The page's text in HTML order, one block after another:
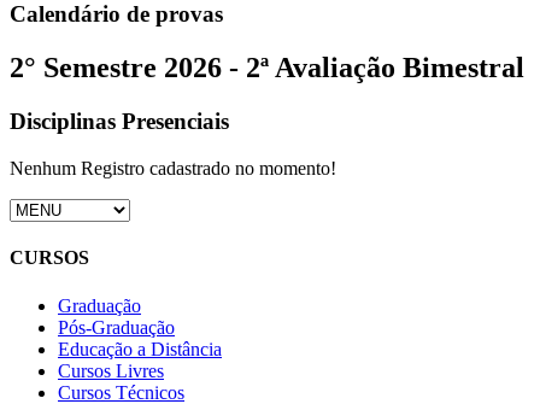
Calendário de provas
2° Semestre 2026 - 2ª Avaliação Bimestral
Disciplinas Presenciais
Nenhum Registro cadastrado no momento!
CURSOS
Graduação
Pós-Graduação
Educação a Distância
Cursos Livres
Cursos Técnicos